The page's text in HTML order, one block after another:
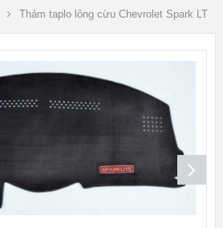
Thảm taplo lông cừu Chevrolet Spark LT